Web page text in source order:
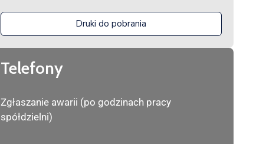
Druki do pobrania
Telefony
Zgłaszanie awarii (po godzinach pracy
spółdzielni)